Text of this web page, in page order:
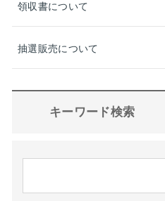
領収書について
抽選販売について
キーワード検索